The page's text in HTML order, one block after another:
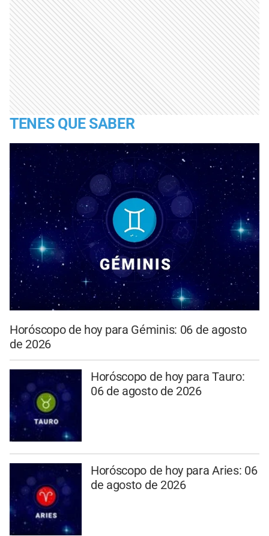
TENES QUE SABER
Horóscopo de hoy para Géminis: 06 de agosto
de 2026
Horóscopo de hoy para Tauro:
06 de agosto de 2026
Horóscopo de hoy para Aries: 06
de agosto de 2026